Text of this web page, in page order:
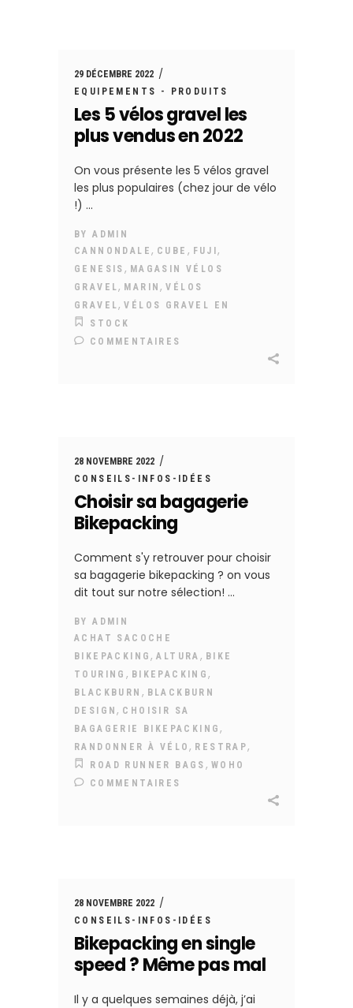
29 DÉCEMBRE 2022
EQUIPEMENTS - PRODUITS
Les 5 vélos gravel les
plus vendus en 2022
On vous présente les 5 vélos gravel
les plus populaires (chez jour de vélo
!)
BYADMIN
CANNONDALE , CUBE , FUJI,
GENESIS , MAGASIN VÉLOS
GRAVEL, MARIN,VÉLOS
GRAVEL,VÉLOS GRAVEL EN
STOCK
COMMENTAIRES
28 NOVEMBRE 2022
CONSEILS-INFOS-IDÉES
Choisir sa bagagerie
Bikepacking
Comment s'y retrouver pour choisir
sa bagagerie bikepacking ? on vous
dit tout sur notre sélection!
BYADMIN
ACHAT SACOCHE
BIKEPACKING,ALTURA , BIKE
TOURING , BIKEPACKING,
BLACKBURN , BLACKBURN
DESIGN, CHOISIR SA
BAGAGERIE BIKEPACKING,
RANDONNER À VÉLO, RESTRAP,
ROAD RUNNER BAGS , WOHO
COMMENTAIRES
28 NOVEMBRE 2022
CONSEILS-INFOS-IDÉES
Bikepacking en single
speed ? Même pas mal
Il y a quelques semaines déjà, j’ai